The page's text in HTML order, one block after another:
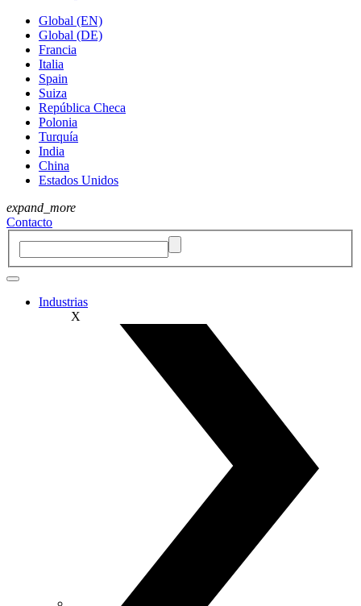
Global (EN)
Global (DE)
Francia
Italia
Spain
Suiza
República Checa
Polonia
Turquía
India
China
Estados Unidos
expand_more
Contacto
Industrias
X